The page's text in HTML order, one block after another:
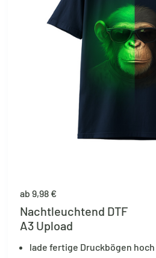
ab 9,98 €
Nachtleuchtend DTF
A3 Upload
lade fertige Druckbögen hoch